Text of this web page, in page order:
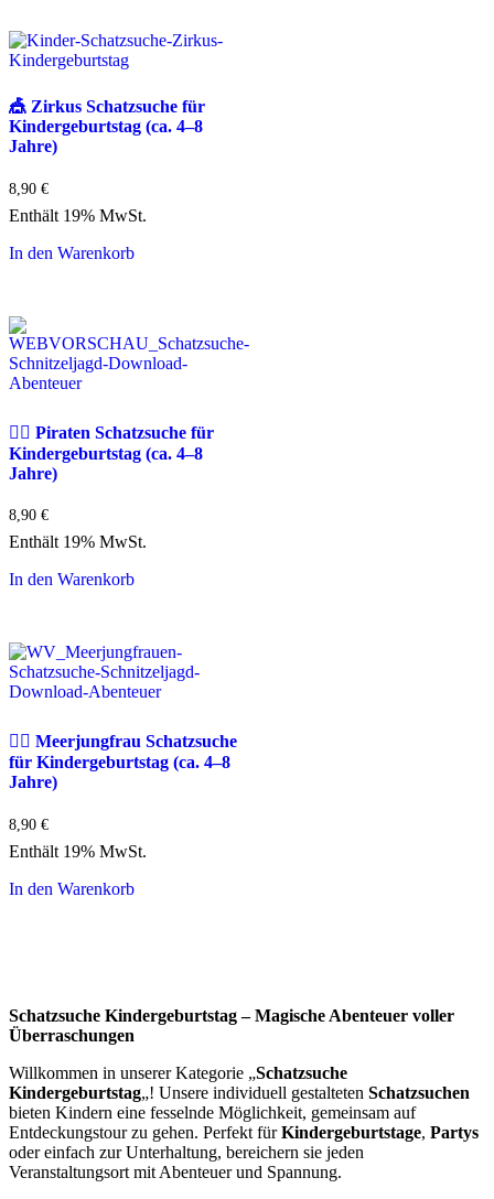
🎪 Zirkus Schatzsuche für
Kindergeburtstag (ca. 4–8
Jahre)
8,90 €
Enthält 19% MwSt.
In den Warenkorb
🏴‍☠️ Piraten Schatzsuche für
Kindergeburtstag (ca. 4–8
Jahre)
8,90 €
Enthält 19% MwSt.
In den Warenkorb
🧜‍♀️ Meerjungfrau Schatzsuche
für Kindergeburtstag (ca. 4–8
Jahre)
8,90 €
Enthält 19% MwSt.
In den Warenkorb
Schatzsuche Kindergeburtstag – Magische Abenteuer voller
Überraschungen
Willkommen in unserer Kategorie „Schatzsuche
Kindergeburtstag„! Unsere individuell gestalteten Schatzsuchen
bieten Kindern eine fesselnde Möglichkeit, gemeinsam auf
Entdeckungstour zu gehen. Perfekt fürKindergeburtstage, Partys
oder einfach zur Unterhaltung, bereichern sie jeden
Veranstaltungsort mit Abenteuer und Spannung.